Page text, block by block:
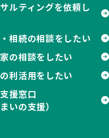
ルティングを依頼し
相続の相談をしたい
の相談をしたい
利活用をしたい
援窓口
まいの支援）